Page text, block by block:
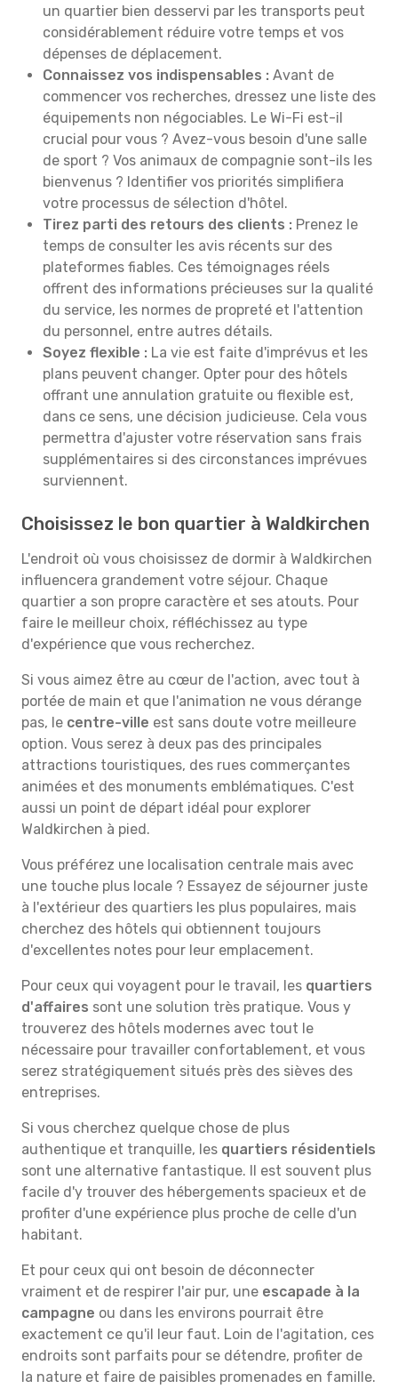
un quartier bien desservi par les transports peut
considérablement réduire votre temps et vos
dépenses de déplacement.
Connaissez vos indispensables : Avant de
commencer vos recherches, dressez une liste des
équipements non négociables. Le Wi-Fi est-il
crucial pour vous ? Avez-vous besoin d'une salle
de sport ? Vos animaux de compagnie sont-ils les
bienvenus ? Identifier vos priorités simplifiera
votre processus de sélection d'hôtel.
Tirez parti des retours des clients : Prenez le
temps de consulter les avis récents sur des
plateformes fiables. Ces témoignages réels
offrent des informations précieuses sur la qualité
du service, les normes de propreté et l'attention
du personnel, entre autres détails.
Soyez flexible : La vie est faite d'imprévus et les
plans peuvent changer. Opter pour des hôtels
offrant une annulation gratuite ou flexible est,
dans ce sens, une décision judicieuse. Cela vous
permettra d'ajuster votre réservation sans frais
supplémentaires si des circonstances imprévues
surviennent.
Choisissez le bon quartier à Waldkirchen
L'endroit où vous choisissez de dormir à Waldkirchen
influencera grandement votre séjour. Chaque
quartier a son propre caractère et ses atouts. Pour
faire le meilleur choix, réfléchissez au type
d'expérience que vous recherchez.
Si vous aimez être au cœur de l'action, avec tout à
portée de main et que l'animation ne vous dérange
pas, le centre-ville est sans doute votre meilleure
option. Vous serez à deux pas des principales
attractions touristiques, des rues commerçantes
animées et des monuments emblématiques. C'est
aussi un point de départ idéal pour explorer
Waldkirchen à pied.
Vous préférez une localisation centrale mais avec
une touche plus locale ? Essayez de séjourner juste
à l'extérieur des quartiers les plus populaires, mais
cherchez des hôtels qui obtiennent toujours
d'excellentes notes pour leur emplacement.
Pour ceux qui voyagent pour le travail, les quartiers
d'affaires sont une solution très pratique. Vous y
trouverez des hôtels modernes avec tout le
nécessaire pour travailler confortablement, et vous
serez stratégiquement situés près des sièves des
entreprises.
Si vous cherchez quelque chose de plus
authentique et tranquille, les quartiers résidentiels
sont une alternative fantastique. Il est souvent plus
facile d'y trouver des hébergements spacieux et de
profiter d'une expérience plus proche de celle d'un
habitant.
Et pour ceux qui ont besoin de déconnecter
vraiment et de respirer l'air pur, une escapade à la
campagne ou dans les environs pourrait être
exactement ce qu'il leur faut. Loin de l'agitation, ces
endroits sont parfaits pour se détendre, profiter de
la nature et faire de paisibles promenades en famille.